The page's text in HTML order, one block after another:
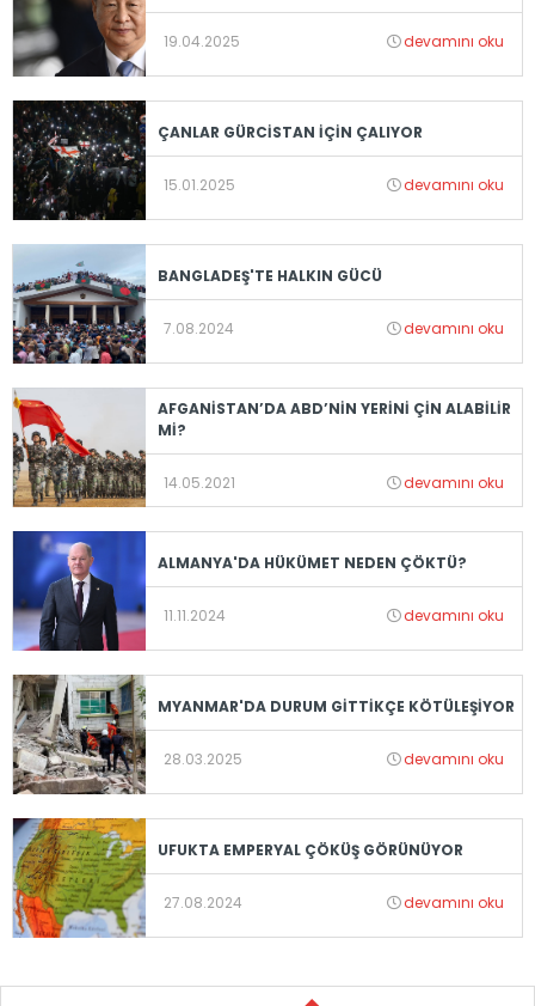
19.04.2025 devamını oku
ÇANLAR GÜRCİSTAN İÇİN ÇALIYOR
15.01.2025 devamını oku
BANGLADEŞ'TE HALKIN GÜCÜ
7.08.2024 devamını oku
AFGANİSTAN’DA ABD’NİN YERİNİ ÇİN ALABİLİR
Mİ?
14.05.2021 devamını oku
ALMANYA'DA HÜKÜMET NEDEN ÇÖKTÜ?
11.11.2024 devamını oku
MYANMAR'DA DURUM GİTTİKÇE KÖTÜLEŞİYOR
28.03.2025 devamını oku
UFUKTA EMPERYAL ÇÖKÜŞ GÖRÜNÜYOR
27.08.2024 devamını oku